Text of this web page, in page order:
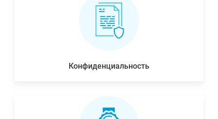
Конфиденциальность